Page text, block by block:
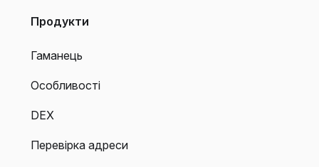
Продукти
Гаманець
Особливості
DEX
Перевірка адреси